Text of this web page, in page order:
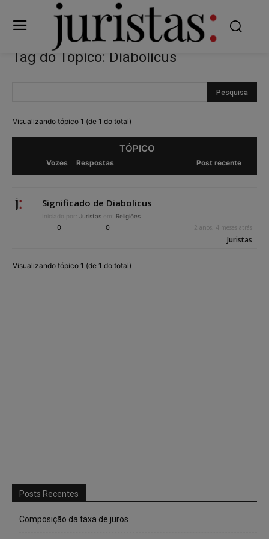
Tag do Tópico: Diabolicus
Visualizando tópico 1 (de 1 do total)
TÓPICO
Vozes Respostas Post recente
Significado de Diabolicus
Iniciado por: Juristas em: Religiões
0 0 2 anos, 4 meses atrás
Juristas
Visualizando tópico 1 (de 1 do total)
Posts Recentes
Composição da taxa de juros